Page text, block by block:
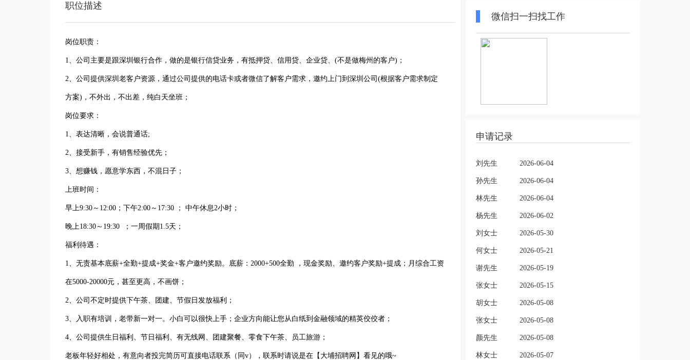
职位描述
岗位职责：
1、公司主要是跟深圳银行合作，做的是银行信贷业务，有抵押贷、信用贷、企业贷、(不是做梅州的客户)；
2、公司提供深圳老客户资源，通过公司提供的电话卡或者微信了解客户需求，邀约上门到深圳公司(根据客户需求制定
方案)，不外出，不出差，纯白天坐班；
岗位要求：
1、表达清晰，会说普通话;
2、接受新手，有销售经验优先；
3、想赚钱，愿意学东西，不混日子；
上班时间：
早上9:30～12:00；下午2:00～17:30 ； 中午休息2小时；
晚上18:30～19:30 ；一周假期1.5天；
福利待遇：
1、无责基本底薪+全勤+提成+奖金+客户邀约奖励。底薪：2000+500全勤 ，现金奖励、邀约客户奖励+提成；月综合工资
在5000-20000元，甚至更高，不画饼；
2、公司不定时提供下午茶、团建、节假日发放福利；
3、入职有培训，老带新一对一。小白可以很快上手；企业方向能让您从白纸到金融领域的精英佼佼者；
4、公司提供生日福利、节日福利、有无线网、团建聚餐、零食下午茶、员工旅游；
老板年轻好相处，有意向者投完简历可直接电话联系（同v），联系时请说是在【大埔招聘网】看见的哦~
微信扫一扫找工作
申请记录
刘先生 2026-06-04
孙先生 2026-06-04
林先生 2026-06-04
杨先生 2026-06-02
刘女士 2026-05-30
何女士 2026-05-21
谢先生 2026-05-19
张女士 2026-05-15
胡女士 2026-05-08
张女士 2026-05-08
颜先生 2026-05-08
林女士 2026-05-07